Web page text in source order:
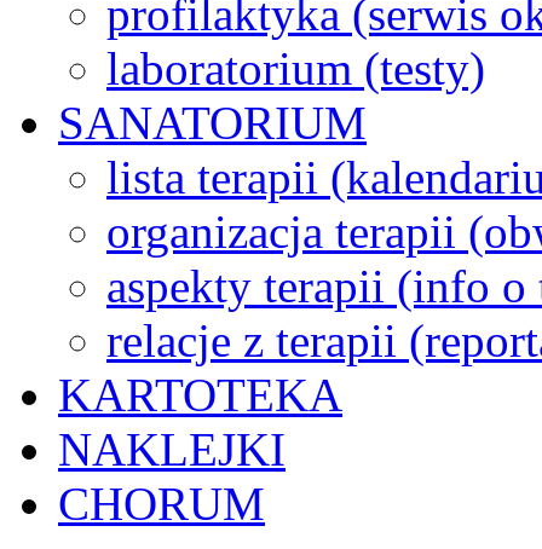
profilaktyka (serwis
laboratorium (testy)
SANATORIUM
lista terapii
organizacja terapii
aspekty terapii (info o
relacje z terapii
KARTOTEKA
NAKLEJKI
CHORUM